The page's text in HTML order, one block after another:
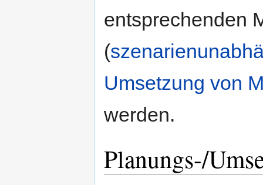
entsprechenden
(
Umsetzung von
werden.
Planungs-/